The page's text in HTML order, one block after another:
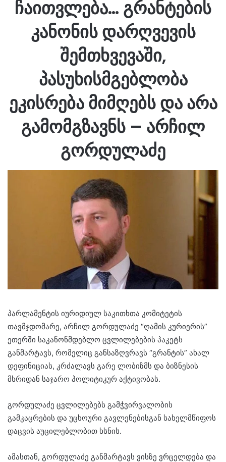
ჩაითვლება… გრანტების
კანონის დარღვევის
შემთხვევაში,
პასუხისმგებლობა
ეკისრება მიმღებს და არა
გამომგზავნს – არჩილ
გორდულაძე
პარლამენტის იურიდიულ საკითხთა კომიტეტის
თავმჯდომარე, არჩილ გორდულაძე “ღამის კურიერის”
ეთერში საკანონმდებლო ცვლილებების პაკეტს
განმარტავს, რომელიც განსაზღვრავს “გრანტის” ახალ
დეფინიციას, კრძალავს გარე ლობიზმს და ბიზნესის
მხრიდან საჯარო პოლიტიკურ აქტივობას.
გორდულაძე ცვლილებებს გამჭვირვალობის
გამკაცრების და უცხოური გავლენებისგან სახელმწიფოს
დაცვის აუცილებლობით ხსნის.
ამასთან, გორდულაძე განმარტავს ვისზე ვრცელდება და